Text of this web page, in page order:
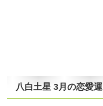
八白土星 3月の恋愛運